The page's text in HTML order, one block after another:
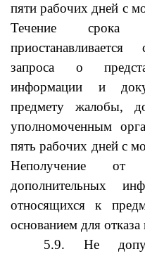
пяти рабочих дней с
Течение срока
запроса о
информации и
предмету жалобы,
уполномоченным
пять рабочих дней с
Неполучение от
дополнительных
относящихся к
основанием для
5.9. Не